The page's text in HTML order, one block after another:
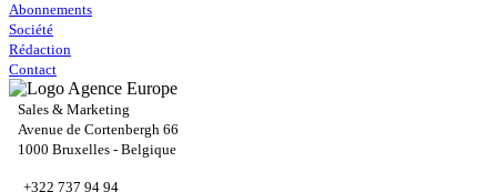
Abonnements
Société
Rédaction
Contact
Sales & Marketing
Avenue de Cortenbergh 66
1000 Bruxelles - Belgique
+322 737 94 94